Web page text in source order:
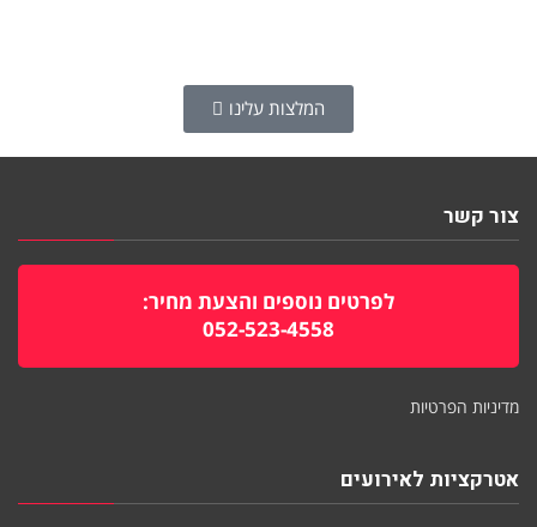
המלצות עלינו
צור קשר
לפרטים נוספים והצעת מחיר:
052-523-4558
מדיניות הפרטיות
אטרקציות לאירועים